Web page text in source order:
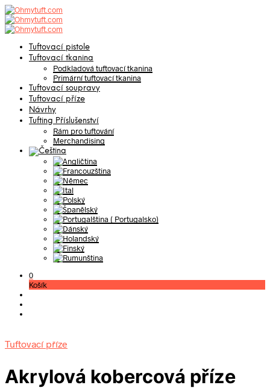
Tuftovací pistole
Tuftovací tkanina
Podkladová tuftovací tkanina
Primární tuftovací tkanina
Tuftovací soupravy
Tuftovací příze
Návrhy
Tufting Příslušenství
Rám pro tuftování
Merchandising
0
Košík
Tuftovací příze
Akrylová kobercová příze